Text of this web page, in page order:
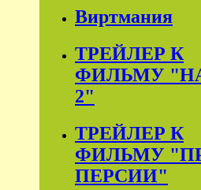
Виртмания
ТРЕЙЛЕР К
ФИЛЬМУ
2"
ТРЕЙЛЕР К
ФИЛЬМУ
ПЕРСИИ"